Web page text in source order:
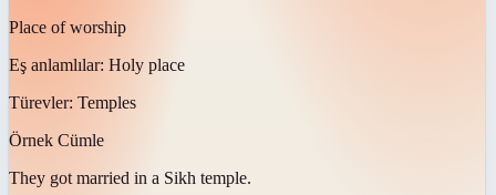
Place of worship
Eş anlamlılar: Holy place
Türevler: Temples
Örnek Cümle
They got married in a Sikh temple.